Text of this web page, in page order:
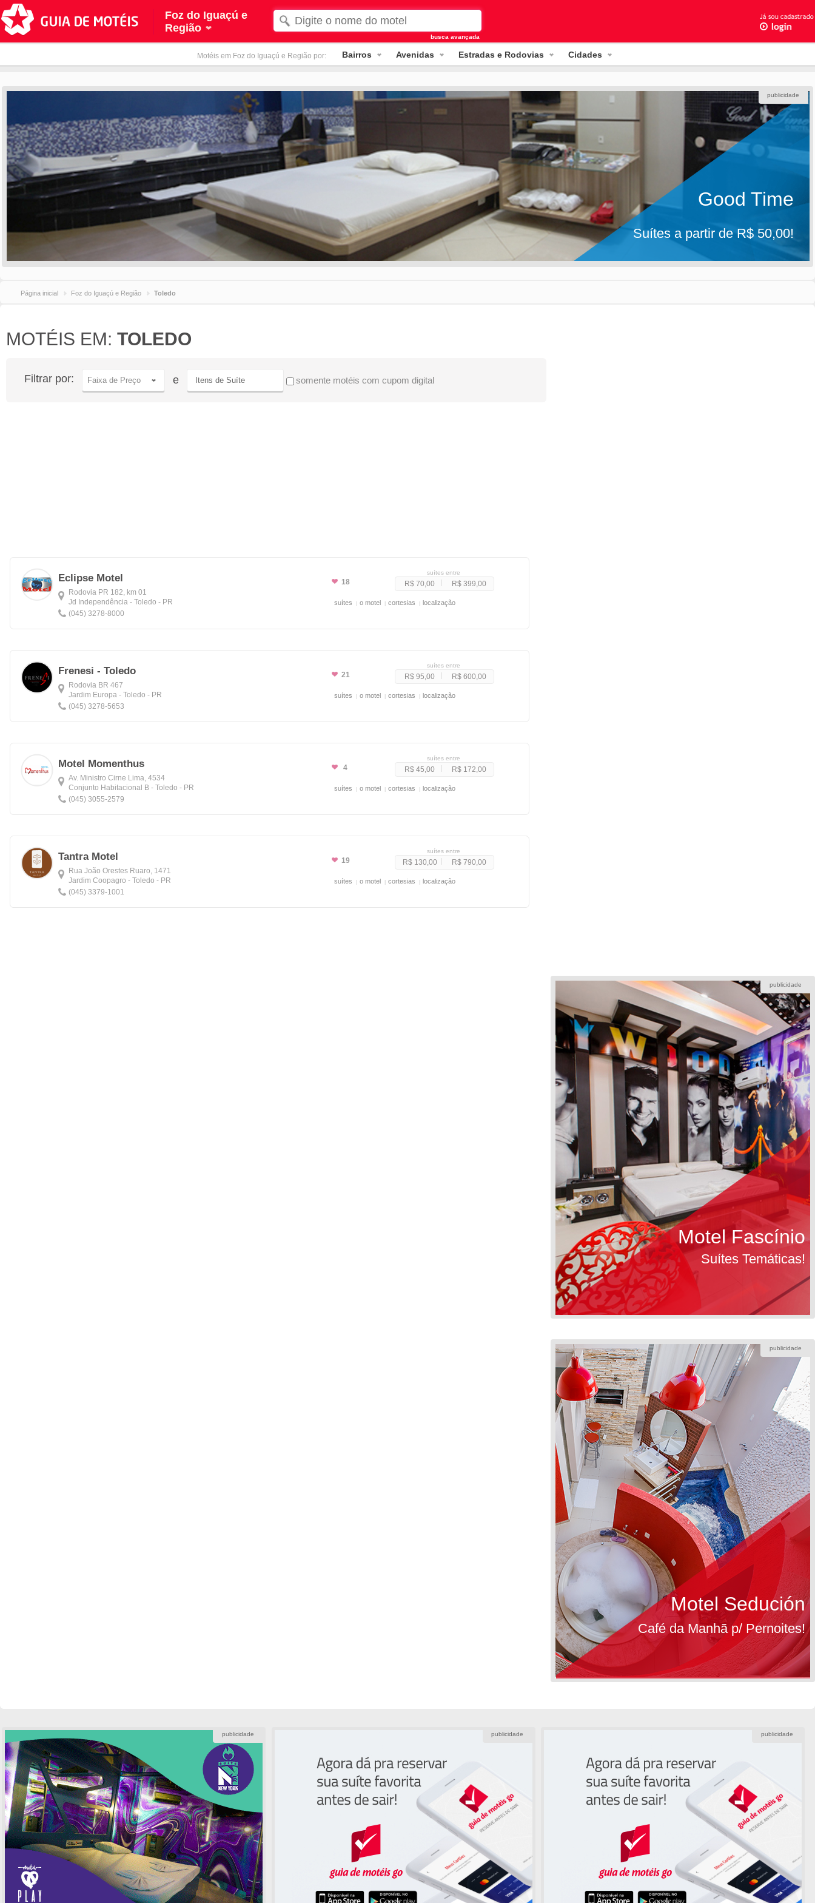
Foz do Iguaçú e
Região
busca avançada
Motéis em Foz do Iguaçú e Região por: Bairros Avenidas Estradas e Rodovias Cidades
publicidade
Good Time
Suítes a partir de R$ 50,00!
Página inicial Foz do Iguaçú e Região Toledo
MOTÉIS EM: TOLEDO
Filtrar por: Faixa de Preço e somente motéis com cupom digital
Eclipse Motel
Rodovia PR 182, km 01
Jd Independência - Toledo - PR
(045) 3278-8000
18
suítes entre
R$ 70,00 R$ 399,00
suítes o motel cortesias localização
Frenesi - Toledo
Rodovia BR 467
Jardim Europa - Toledo - PR
(045) 3278-5653
21
suítes entre
R$ 95,00 R$ 600,00
suítes o motel cortesias localização
Motel Momenthus
Av. Ministro Cirne Lima, 4534
Conjunto Habitacional B - Toledo - PR
(045) 3055-2579
4
suítes entre
R$ 45,00 R$ 172,00
suítes o motel cortesias localização
Tantra Motel
Rua João Orestes Ruaro, 1471
Jardim Coopagro - Toledo - PR
(045) 3379-1001
19
suítes entre
R$ 130,00 R$ 790,00
suítes o motel cortesias localização
publicidade
Motel Fascínio
Suítes Temáticas!
publicidade
Motel Sedución
Café da Manhã p/ Pernoites!
publicidade publicidade publicidade